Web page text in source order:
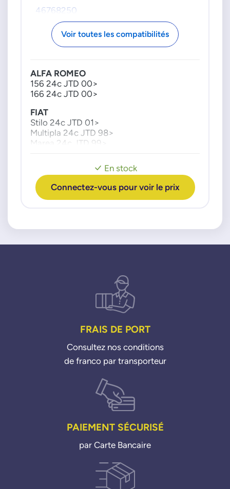
46768250
467682500
51736472
51739593
55188059
551880590
55203202
55563532
FORD
1541400
9S519E882AA
LOMBARDINI
OPEL
25183170
70048300
70051900
700607000
Voir toutes les compatibilités
En stock
Connectez-vous pour voir le prix
ALFA ROMEO
156 24c JTD 00>
166 24c JTD 00>
FIAT
Stilo 24c JTD 01>
Multipla 24c JTD 98>
Marea 24c JTD 99>
Lybra 24c JTD 00>02
Thesis 24c JTD 01>
FRAIS DE PORT
Consultez nos conditions
de franco par transporteur
PAIEMENT SÉCURISÉ
par Carte Bancaire